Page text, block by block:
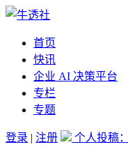
首页
快讯
企业 AI 决策平台
专栏
专题
登录 | 注册 个人投稿：